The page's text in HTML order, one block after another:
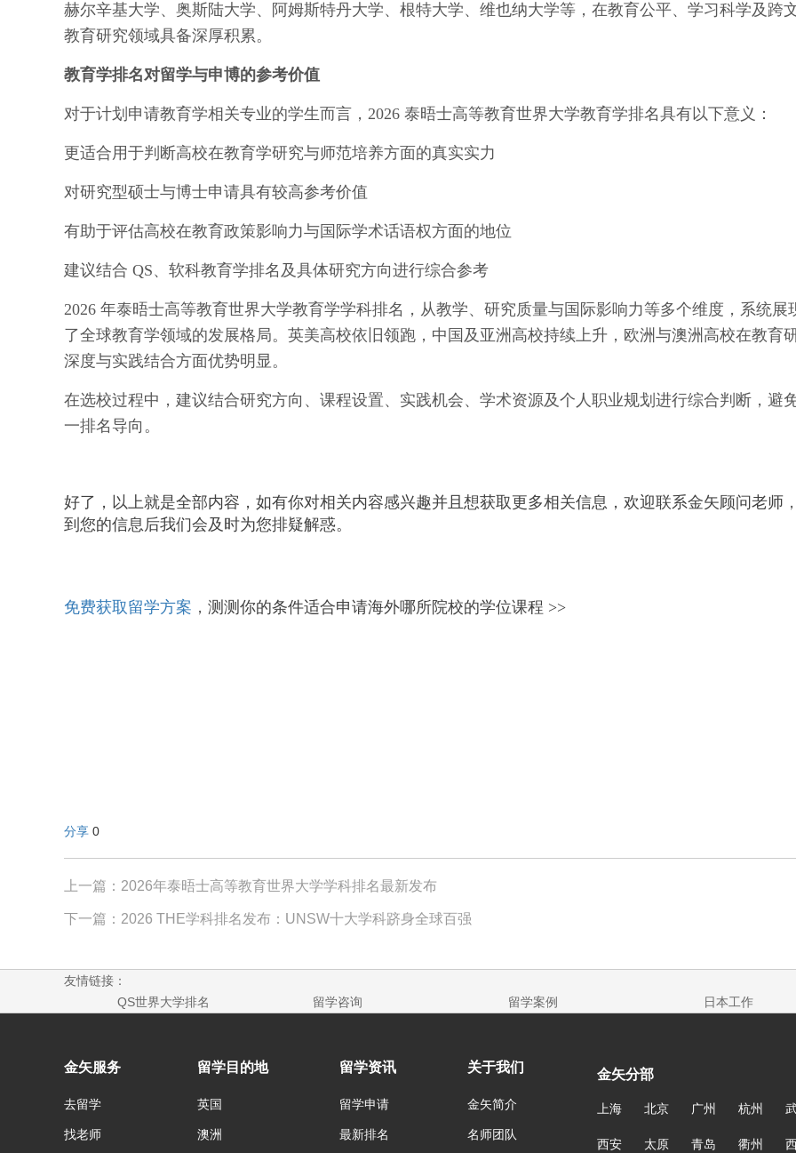
赫尔辛基大学、奥斯陆大学、阿姆斯特丹大学、根特大学、维也纳大学等，在教育公平、学习科学及跨
教育研究领域具备深厚积累。
教育学排名对留学与申博的参考价值
对于计划申请教育学相关专业的学生而言，2026 泰晤士高等教育世界大学教育学排名具有以下意义：
更适合用于判断高校在教育学研究与师范培养方面的真实实力
对研究型硕士与博士申请具有较高参考价值
有助于评估高校在教育政策影响力与国际学术话语权方面的地位
建议结合 QS、软科教育学排名及具体研究方向进行综合参考
2026 年泰晤士高等教育世界大学教育学学科排名，从教学、研究质量与国际影响力等多个维度，系统展
了全球教育学领域的发展格局。英美高校依旧领跑，中国及亚洲高校持续上升，欧洲与澳洲高校在教育
深度与实践结合方面优势明显。
在选校过程中，建议结合研究方向、课程设置、实践机会、学术资源及个人职业规划进行综合判断，避
一排名导向。
好了，以上就是全部内容，如有你对相关内容感兴趣并且想获取更多相关信息，欢迎联系金矢顾问老师
到您的信息后我们会及时为您排疑解惑。
免费获取留学方案 ， 测测你的条件适合申请海外哪所院校的学位课程 >>
分享 0
上一篇：2026年泰晤士高等教育世界大学学科排名最新发布
下一篇：2026 THE学科排名发布：UNSW十大学科跻身全球百强
友情链接：
QS世界大学排名
留学咨询 留学案例 日本工作
金矢服务
去留学
找老师
留学目的地
英国
澳洲
留学资讯
留学申请
最新排名
关于我们
金矢简介
名师团队
金矢分部
上海 北京 广州 杭州
西安 太原 青岛 衢州